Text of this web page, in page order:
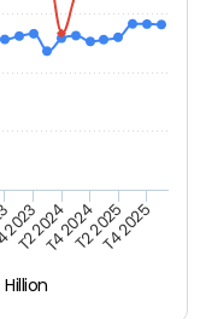
Hillion
T2 2024T4 2024T2 2025T4 2025